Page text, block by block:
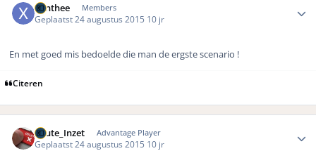
xanthee Members
Geplaatst24 augustus 2015 10 jr
En met goed mis bedoelde die man de ergste scenario !
Citeren
Foute_Inzet Advantage Player
Geplaatst 24 augustus 2015 10 jr